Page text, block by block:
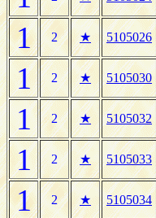
1 2 ★ 5105026
1 2 ★ 5105030
1 2 ★ 5105032
1 2 ★ 5105033
1 2 ★ 5105034